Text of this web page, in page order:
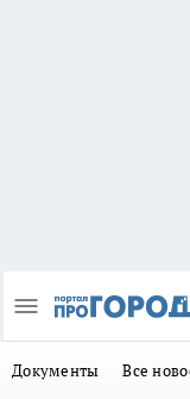
Документы Все